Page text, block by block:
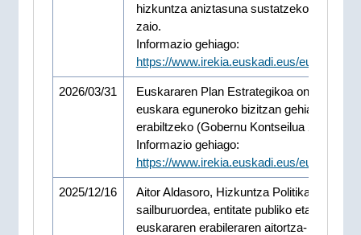
hizkuntza aniztasuna sustatzeko Saria
zaio.
Informazio gehiago:
https://www.irekia.euskadi.eus/eu/news/
2026/03/31
Euskararen Plan Estrategikoa onartu da,
euskara eguneroko bizitzan gehiago
erabiltzeko (Gobernu Kontseilua 2026-03-
Informazio gehiago:
https://www.irekia.euskadi.eus/eu/news/
2025/12/16
Aitor Aldasoro, Hizkuntza Politikako
sailburuordea, entitate publiko eta
euskararen erabileraren aitortza-